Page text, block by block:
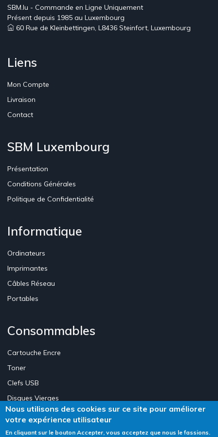
SBM.lu - Commande en Ligne Uniquement
Présent depuis 1985 au Luxembourg
60 Rue de Kleinbettingen, L8436 Steinfort, Luxembourg
Liens
Mon Compte
Livraison
Contact
SBM Luxembourg
Présentation
Conditions Générales
Politique de Confidentialité
Informatique
Ordinateurs
Imprimantes
Câbles Réseau
Portables
Consommables
Cartouche Encre
Toner
Clefs USB
Disques Vierges
Création Site E-commerce Luxembourg - Neweb Creations
Nous utilisons des cookies sur ce site pour améliorer
votre expérience utilisateur
En cliquant sur le bouton Accepter, vous acceptez que nous le fassions.